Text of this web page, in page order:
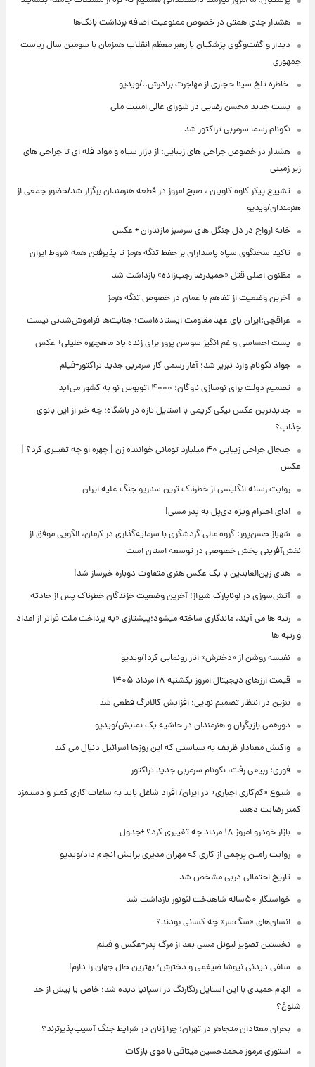
هشدار جدی همتی در خصوص ممنوعیت اضافه ‌برداشت بانک‌ها
دیدار و گفت‌وگوی پزشکیان با رهبر معظم انقلاب همزمان با سومین سال ریاست
جمهوری
⁨ خاطره تلخ سینا حجازی از مهاجرت برادرش../ویدیو
پست جدید محسن رضایی در شورای عالی امنیت ملی
نکونام رسما سرمربی تراکتور شد
هشدار در خصوص جراحی های زیبایی: از بازار سیاه و مواد فله ای تا جراحی های
زیر زمینی
تشییع پیکر کاوه کاویان ، صبح امروز در قطعه هنرمندان برگزار شد/حضور جمعی از
هنرمندان/ویدیو
خانه ارواح در دل جنگل های سرسبز مازندران + عکس
تاکید سخنگوی سپاه پاسداران بر حفظ تنگه هرمز تا پذیرفتن همه شروط ایران
مظنون اصلی قتل «حمیدرضا رجب‌زاده» بازداشت شد
آخرین وضعیت از تفاهم با عمان در خصوص تنگه هرمز
عراقچی:ایران پای عهد مقاومت ایستاده‌است؛ جنایت‌ها فراموش‌شدنی نیست
پست احساسی و غم انگیز سوسن پرور برای زنده یاد ماهچهره خلیلی+ عکس
جواد نکونام وارد تبریز شد؛ آغاز رسمی کار سرمربی جدید تراکتور+فیلم
تصمیم دولت برای نوسازی ناوگان؛ ۴۰۰۰ اتوبوس نو به کشور می‌آید
جدیدترین عکس نیکی کریمی با استایل تازه در باشگاه؛ چه خبر از این بانوی
جذاب؟
جنجال جراحی زیبایی ۴۰ میلیارد تومانی خواننده زن | چهره او چه تغییری کرد؟ |
عکس
روایت رسانه انگلیسی از خطرناک ترین سناریو جنگ علیه ایران
ادای احترام ویژه دی‌پل به پدر مسی!
شهباز حسن‌پور: گروه مالی گردشگری با سرمایه‌گذاری در کرمان، الگویی موفق از
نقش‌آفرینی بخش خصوصی در توسعه استان است
هدی زین‌العابدین با یک عکس هنری متفاوت دوباره خبرساز شد!
آتش‌سوزی در لوناپارک شیراز؛ آخرین وضعیت خزندگان خطرناک پس از حادثه
رتبه ها می آیند، ماندگاری ساخته میشود؛پیشتازی «به پرداخت ملت فراتر از اعداد
و رتبه ها
نفیسه روشن از «دخترش» انار رونمایی کرد!/ویدیو
قیمت ارزهای دیجیتال امروز یکشنبه ۱۸ مرداد ۱۴۰۵
بنزین در انتظار تصمیم نهایی؛ افزایش کالابرگ قطعی شد
دورهمی بازیگران و هنرمندان در حاشیه یک نمایش/ویدیو
واکنش معنادار ظریف به سیاستی که این روزها اسرائیل دنبال می کند
فوری: ربیعی رفت، نکونام سرمربی جدید تراکتور
شیوع «کم‌کاری اجباری» در ایران/ افراد شاغل باید به ساعات کاری کمتر و دستمزد
کمتر رضایت دهند
بازار خودرو امروز ۱۸ مرداد چه تغییری کرد؟ +جدول
روایت رامین پرچمی از کاری که مهران مدیری برایش انجام داد/ویدیو
تاریخ احتمالی دربی مشخص شد
خواستگار ۵۰ساله شاهدخت لئونور بازداشت شد
انسان‌های «سگ‌سر» چه کسانی بودند؟
نخستین تصویر لیونل مسی بعد از مرگ پدر+عکس و فیلم
سلفی دیدنی نیوشا ضیغمی و دخترش؛ بهترین حال جهان را دارم!
الهام حمیدی با این استایل رنگارنگ در اسپانیا دیده شد؛ خاص یا بیش از حد
شلوغ؟
بحران معتادان متجاهر در تهران؛ چرا زنان در شرایط جنگ آسیب‌پذیرترند؟
استوری مرموز محمدحسین میثاقی با موی بازکات